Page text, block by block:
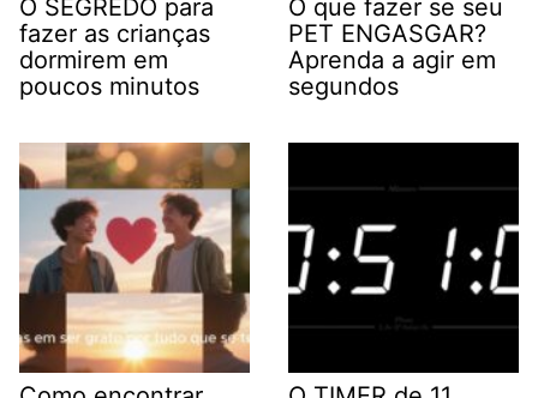
O SEGREDO para
fazer as crianças
dormirem em
poucos minutos
O que fazer se seu
PET ENGASGAR?
Aprenda a agir em
segundos